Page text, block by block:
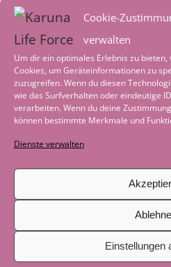
Cookie-
verwalten
Um dir ein optimales Erlebnis zu
Cookies, um Geräteinformationen zu
zuzugreifen. Wenn du diesen
wie das Surfverhalten oder eindeutige
verarbeiten. Wenn du deine
können bestimmte Merkmale und
Dienste verwalten
Einstellungen
halten kann. Die
Herz weiß, wo es
mit der ich mir selbst
wenn alles andere
Vielleicht ist genau das
Botschaft dieses
heute nicht antreiben
großer Impuls nötig
Sicherheit manchmal